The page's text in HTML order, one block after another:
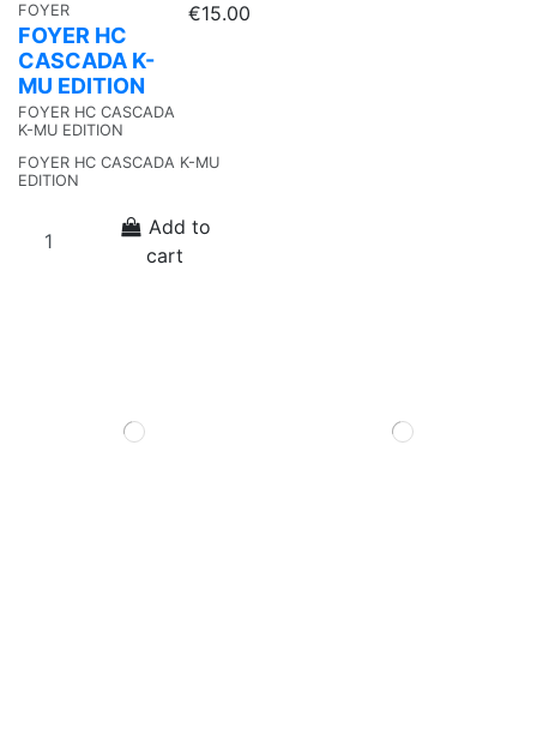
FOYER
FOYER HC
CASCADA K-
MU EDITION
FOYER HC CASCADA
K-MU EDITION
€15.00
FOYER HC CASCADA K-MU
EDITION
Add to
cart